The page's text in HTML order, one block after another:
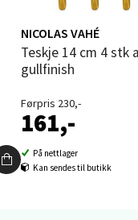
NICOLAS VAHÉ
Teskje 14 cm 4 stk antikk
gullfinish
Førpris 230,-
161,-
På nettlager
Kan sendes til butikk